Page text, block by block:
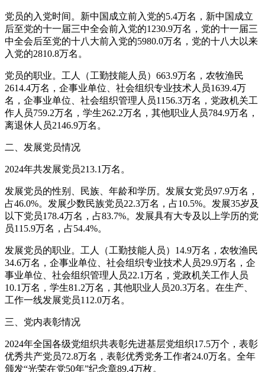
党员的入党时间。新中国成立前入党的5.4万名，新中国成立
后至党的十一届三中全会前入党的1230.9万名，党的十一届三
中全会后至党的十八大前入党的5980.0万名，党的十八大以来
入党的2810.8万名。
党员的职业。工人（工勤技能人员）663.9万名，农牧渔民
2614.4万名，企事业单位、社会组织专业技术人员1639.4万
名，企事业单位、社会组织管理人员1156.3万名，党政机关工
作人员759.2万名，学生262.2万名，其他职业人员784.9万名，
离退休人员2146.9万名。
二、发展党员情况
2024年共发展党员213.1万名。
发展党员的性别、民族、年龄和学历。发展女党员97.9万名，
占46.0%。发展少数民族党员22.3万名，占10.5%。发展35岁及
以下党员178.4万名，占83.7%。发展具有大专及以上学历的党
员115.9万名，占54.4%。
发展党员的职业。工人（工勤技能人员）14.9万名，农牧渔民
34.6万名，企事业单位、社会组织专业技术人员29.9万名，企
事业单位、社会组织管理人员22.1万名，党政机关工作人员
10.1万名，学生81.2万名，其他职业人员20.3万名。在生产、
工作一线发展党员112.0万名。
三、党内表彰情况
2024年全国各级党组织共表彰先进基层党组织17.5万个，表彰
优秀共产党员72.8万名，表彰优秀党务工作者24.0万名。全年
颁发“光荣在党50年”纪念章89.4万枚。